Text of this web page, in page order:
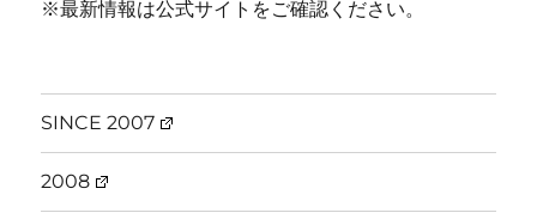
※最新情報は公式サイトをご確認ください。
SINCE 2007
2008